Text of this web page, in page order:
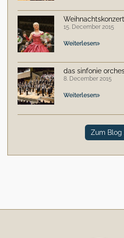
15. December 2015
Weiterlesen
das sinfonie
8. December 2015
Weiterlesen
Zum Blog